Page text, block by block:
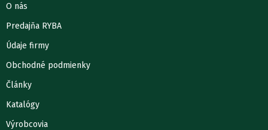
O nás
Predajňa RYBA
Údaje firmy
Obchodné podmienky
Články
Katalógy
Výrobcovia